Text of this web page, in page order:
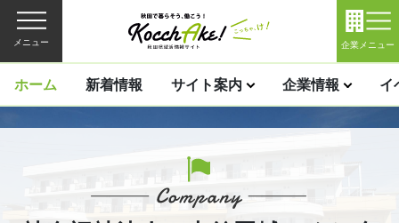
メニュー 企業メニュー
ホーム 新着情報 サイト案内 企業情報 イ